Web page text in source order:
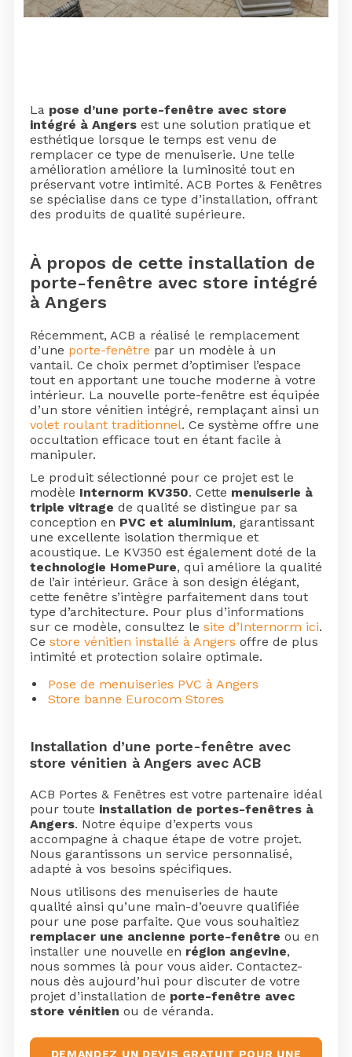
La pose d’une porte-fenêtre avec store
intégré à Angers est une solution pratique et
esthétique lorsque le temps est venu de
remplacer ce type de menuiserie. Une telle
amélioration améliore la luminosité tout en
préservant votre intimité. ACB Portes & Fenêtres
se spécialise dans ce type d’installation, offrant
des produits de qualité supérieure.
À propos de cette installation de
porte-fenêtre avec store intégré
à Angers
Récemment, ACB a réalisé le remplacement
d’une porte-fenêtre par un modèle à un
vantail. Ce choix permet d’optimiser l’espace
tout en apportant une touche moderne à votre
intérieur. La nouvelle porte-fenêtre est équipée
d’un store vénitien intégré, remplaçant ainsi un
volet roulant traditionnel. Ce système offre une
occultation efficace tout en étant facile à
manipuler.
Le produit sélectionné pour ce projet est le
modèle Internorm KV350. Cette menuiserie à
triple vitrage de qualité se distingue par sa
conception en PVC et aluminium, garantissant
une excellente isolation thermique et
acoustique. Le KV350 est également doté de la
technologie HomePure, qui améliore la qualité
de l’air intérieur. Grâce à son design élégant,
cette fenêtre s’intègre parfaitement dans tout
type d’architecture. Pour plus d’informations
sur ce modèle, consultez le site d’Internorm ici.
Ce store vénitien installé à Angers offre de plus
intimité et protection solaire optimale.
Pose de menuiseries PVC à Angers
Store banne Eurocom Stores
Installation d’une porte-fenêtre avec
store vénitien à Angers avec ACB
ACB Portes & Fenêtres est votre partenaire idéal
pour toute installation de portes-fenêtres à
Angers. Notre équipe d’experts vous
accompagne à chaque étape de votre projet.
Nous garantissons un service personnalisé,
adapté à vos besoins spécifiques.
Nous utilisons des menuiseries de haute
qualité ainsi qu’une main-d’oeuvre qualifiée
pour une pose parfaite. Que vous souhaitiez
remplacer une ancienne porte-fenêtre ou en
installer une nouvelle en région angevine,
nous sommes là pour vous aider. Contactez-
nous dès aujourd’hui pour discuter de votre
projet d’installation de porte-fenêtre avec
store vénitien ou de véranda.
DEMANDEZ UN DEVIS GRATUIT POUR UNE